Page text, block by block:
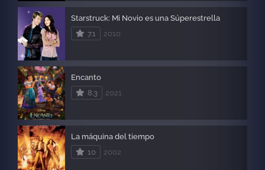
Starstruck: Mi Novio es una Súperestrella
7.1
2010
Encanto
8.3
2021
La máquina del tiempo
10
2002